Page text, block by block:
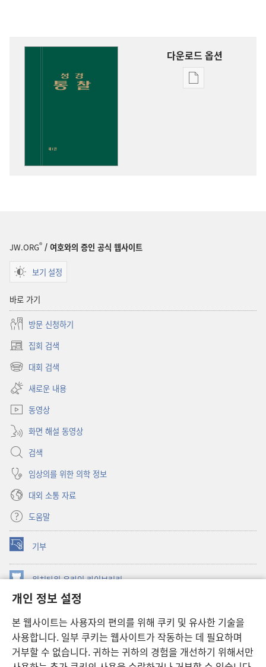
개인 정보 설정
본 웹사이트는 사용자의 편의를 위해 쿠키 및 유사한 기술을
사용합니다. 일부 쿠키는 웹사이트가 작동하는 데 필요하며
거부할 수 없습니다. 귀하는 귀하의 경험을 개선하기 위해서만
다운로드 옵션
출판물
JW.ORG® / 여호와의 증인 공식 웹사이트
보기 설정
바로 가기
방문 신청하기
집회 검색
(새로운
창
대회 검색
(새로운
창
열기)
새로운 내용
동영상
화면 해설 동영상
검색
임상의를 위한 의학 정보
대외 소통 자료
도움말
기부
(새로운
창
열기) 워치타워 온라인 라이브러리
창
JW Hub ®
창
열기) JW 라이브러리
워치타워 라이브러리